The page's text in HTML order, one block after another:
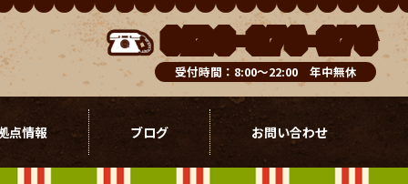
0120-076-976
受付時間：8:00～22:00 年中無休
点情報 ブログ お問い合わせ